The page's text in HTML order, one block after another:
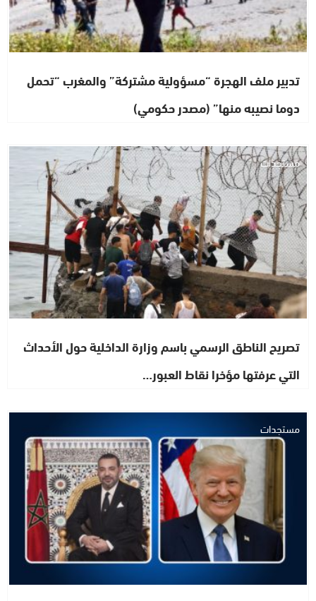
تدبير ملف الهجرة “مسؤولية مشتركة” والمغرب “تحمل
دوما نصيبه منها” (مصدر حكومي)
مستجدات
تصريح الناطق الرسمي باسم وزارة الداخلية حول الأحداث
التي عرفتها مؤخرا نقاط العبور…
مستجدات